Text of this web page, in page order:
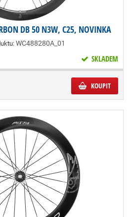
DB 50 N3W, C25, NOVINKA
WC488280A_01
SKLADEM
KOUPIT